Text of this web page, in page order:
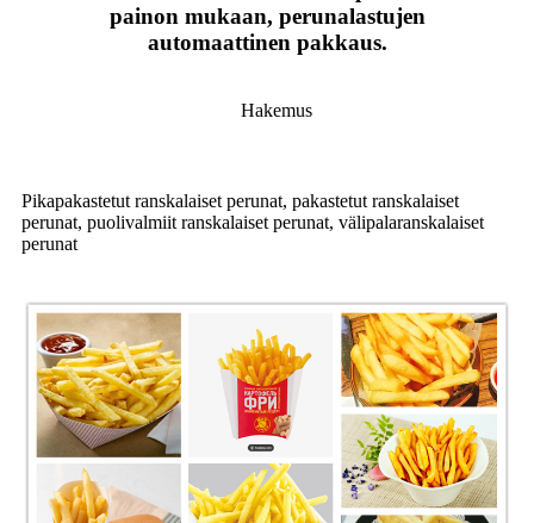
painon mukaan, perunalastujen
automaattinen pakkaus.
Hakemus
Pikapakastetut ranskalaiset perunat, pakastetut ranskalaiset
perunat, puolivalmiit ranskalaiset perunat, välipalaranskalaiset
perunat